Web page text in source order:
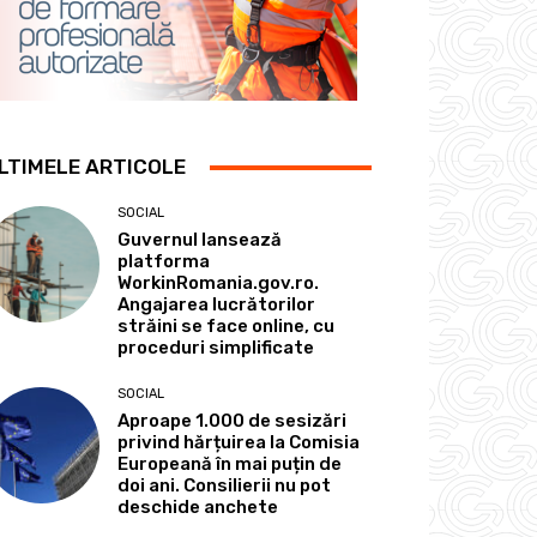
ARTICOLE
SOCIAL
Guvernul lansează
platforma
WorkinRomania.gov.ro.
Angajarea lucrătorilor
străini se face online, cu
proceduri simplificate
SOCIAL
Aproape 1.000 de sesizări
privind hărțuirea la Comisia
Europeană în mai puțin de
doi ani. Consilierii nu pot
deschide anchete